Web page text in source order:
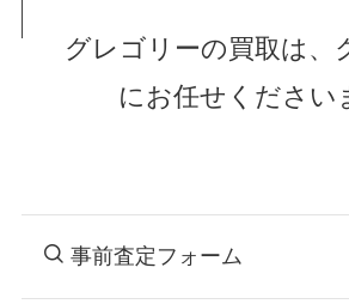
グレゴリーの買取は、
にお任せください
事前査定フォーム